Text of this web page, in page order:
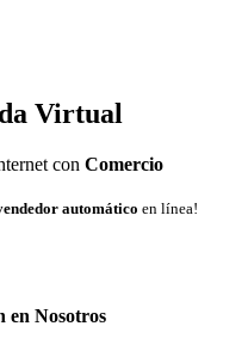
Virtual
con Comercio
automático en línea!
en Nosotros